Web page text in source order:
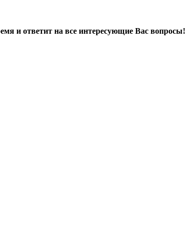
и ответит на все интересующие Вас вопросы!